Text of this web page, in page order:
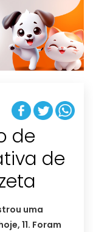
g
t
i
o
n
de
de
uma
11. Foram